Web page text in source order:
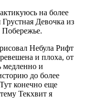
на более
Девочка из
Побережье.
Небула Рифт
и плоха, от
медленно и
до более
конечно еще
Текхвит я